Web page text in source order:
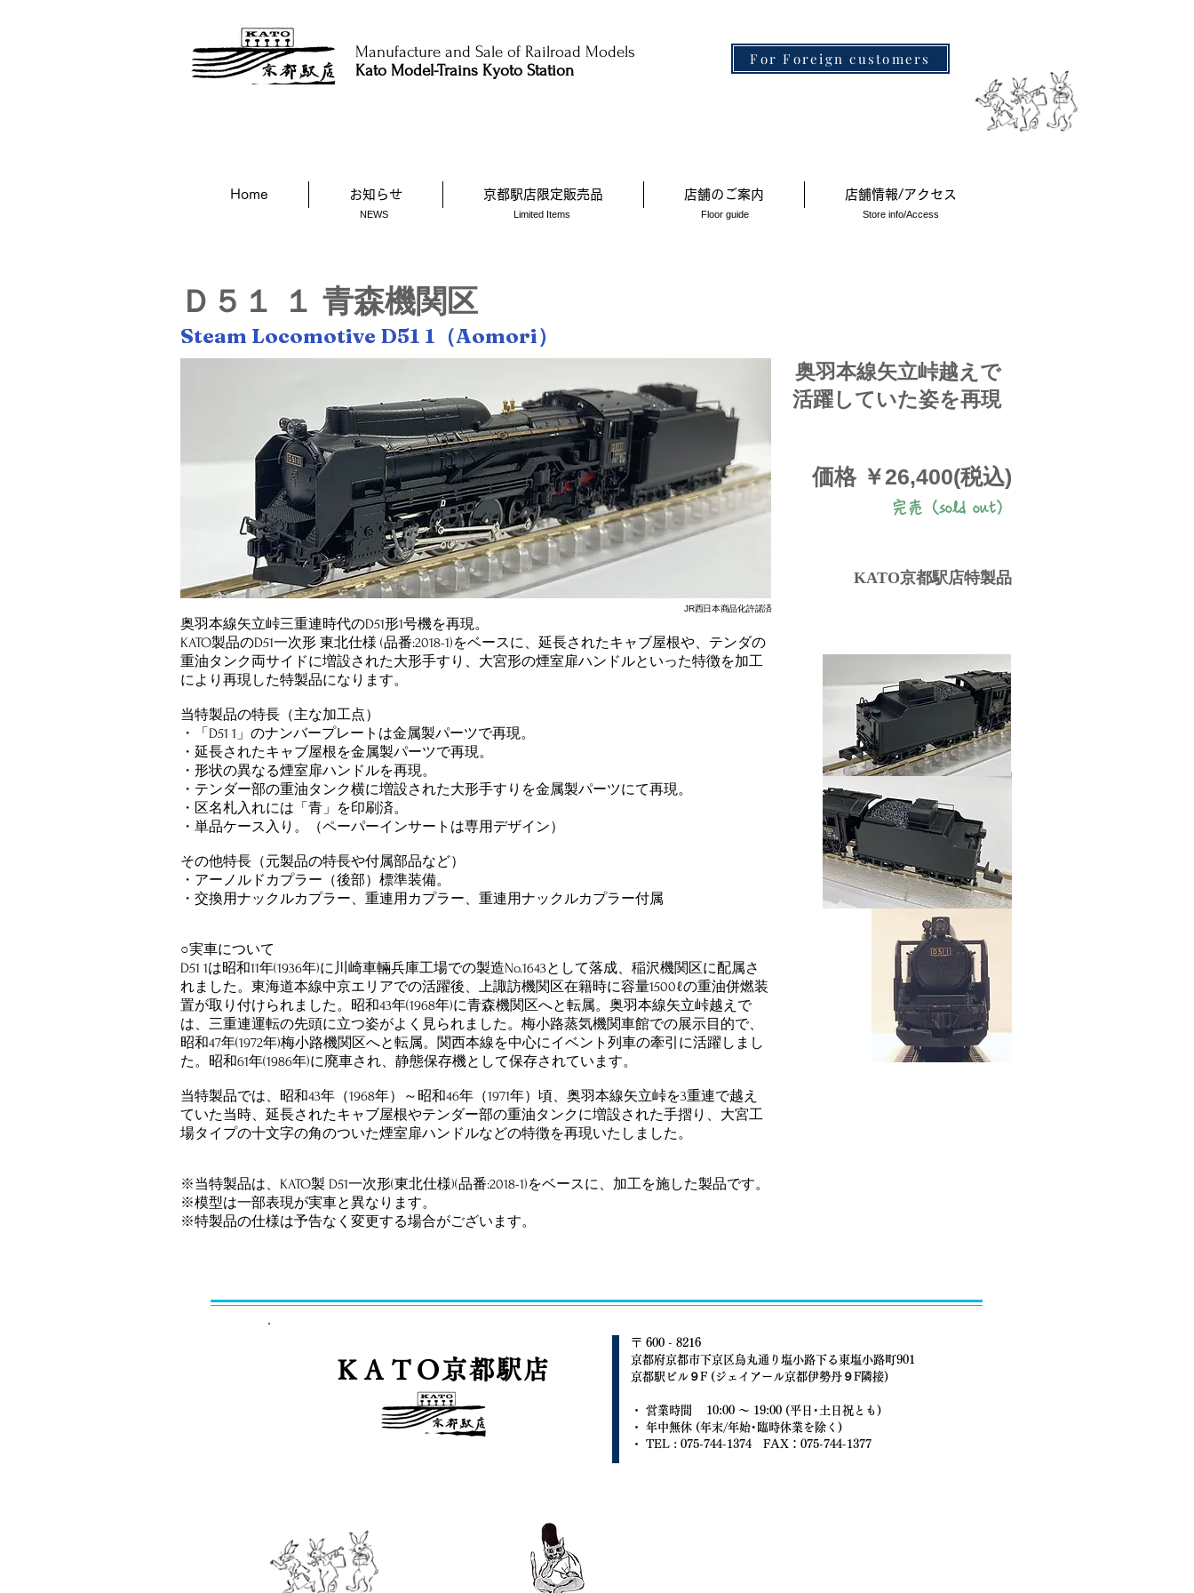
Manufacture and Sale of Railroad Models​
Kato Model-Trains Kyoto Station
For Foreign customers
Home お知らせ 京都駅店限定販売品 店舗のご案内 店舗情報/アクセス
NEWS Limited Items Floor guide Store info/Access
Ｄ５１ １ 青森機関区
Steam Locomotive D51 1（Aomori）
​奥羽本線矢立峠越えで
活躍していた姿を再現
価格 ￥26,400(税込)
完売（sold out）​
KATO京都駅店特製品
JR西日本商品化許諾済
奥羽本線矢立峠三重連時代のD51形1号機を再現。
KATO製品のD51一次形 東北仕様 (品番:2018-1)をベースに、延長されたキャブ屋根や、テンダの
重油タンク両サイドに増設された大形手すり、大宮形の煙室扉ハンドルといった特徴を加工
により再現した特製品になります。
当特製品の特長（主な加工点）
・「D51 1」のナンバープレートは金属製パーツで再現。
・延長されたキャブ屋根を金属製パーツで再現。
​・形状の異なる煙室扉ハンドルを再現。
​・テンダー部の重油タンク横に増設された大形手すりを金属製パーツにて再現。
・区名札入れには「青」を印刷済。
・単品ケース入り。（ペーパーインサートは専用デザイン）
その他特長（元製品の特長や付属部品など）
・アーノルドカプラー（後部）標準装備。
・交換用ナックルカプラー、重連用カプラー、重連用ナックルカプラー付属
○実車について
​​D51 1は昭和11年(1936年)に川崎車輛兵庫工場での製造No.1643として落成、稲沢機関区に配属さ
れました。東海道本線中京エリアでの活躍後、上諏訪機関区在籍時に容量1500ℓの重油併燃装
置が取り付けられました。昭和43年(1968年)に青森機関区へと転属。奥羽本線矢立峠越えで
は、三重連運転の先頭に立つ姿がよく見られました。梅小路蒸気機関車館での展示目的で、
昭和47年(1972年)梅小路機関区へと転属。関西本線を中心にイベント列車の牽引に活躍しまし
た。昭和61年(1986年)に廃車され、静態保存機として保存されています。
当特製品では、昭和43年（1968年）～昭和46年（1971年）頃、奥羽本線矢立峠を3重連で越え
ていた当時、延長されたキャブ屋根やテンダー部の重油タンクに増設された手摺り、大宮工
場タイプの​十文字の角のついた煙室扉ハンドルなどの特徴を再現いたしました。
※当特製品は、KATO製 D51一次形(東北仕様)(品番:2018-1)をベースに、加工を施した製品です。
※模型は一部表現が実車と異なります。​​
​※特製品の仕様は予告なく変更する場合がございます。
ＫＡＴＯ京都駅店
〒 600 - 8216
京都府京都市下京区烏丸通り塩小路下る東塩小路町901
京都駅ビル９F (ジェイアール京都伊勢丹９F隣接)
・ 営業時間 10:00 ～ 19:00 (平日･土日祝とも)
・ 年中無休 (年末/年始･臨時休業を除く)
・ TEL : 075-744-1374 FAX：075-744-1377